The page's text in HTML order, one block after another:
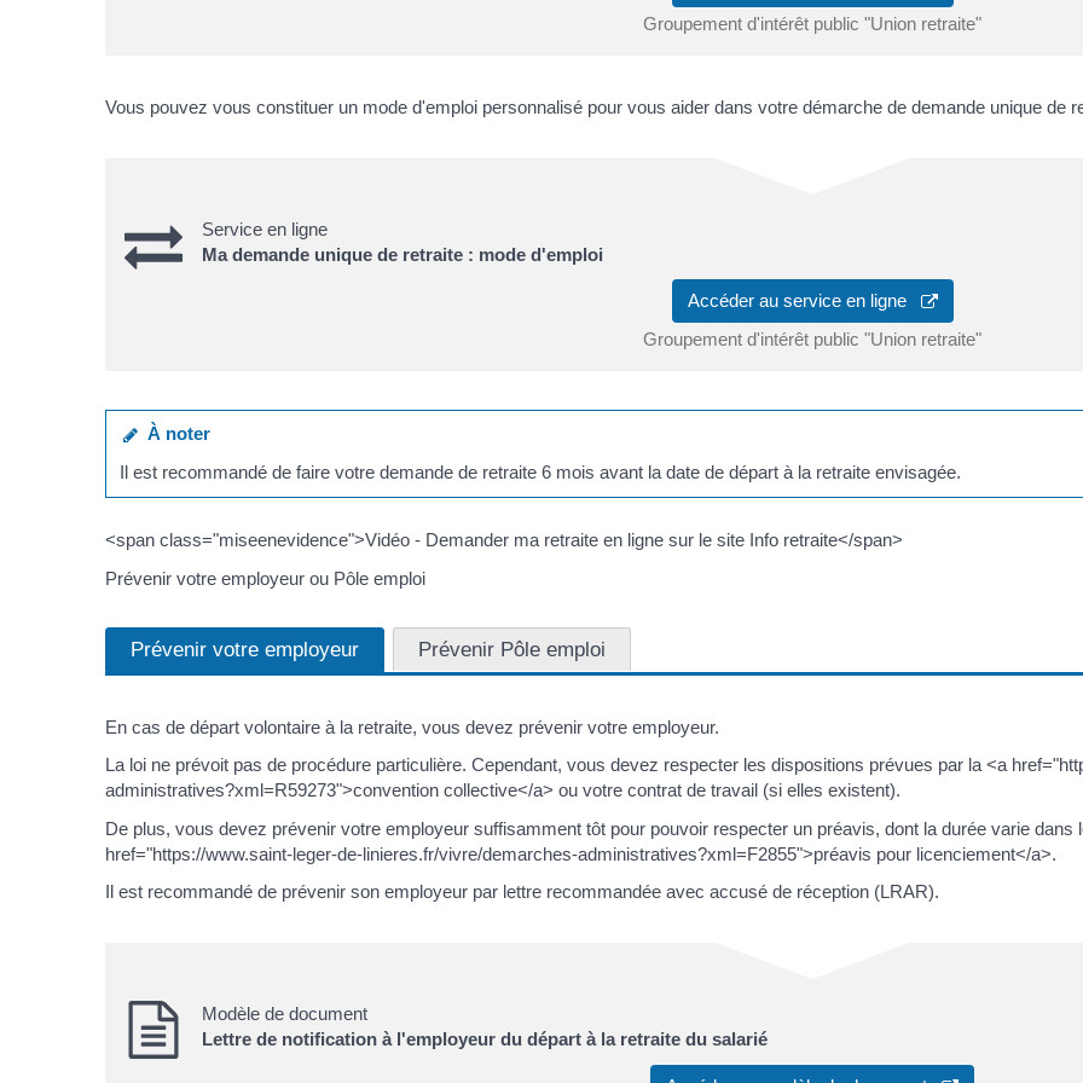
Groupement d'intérêt public "Union retraite"
Vous pouvez vous constituer un mode d'emploi personnalisé pour vous aider dans votre démarche de demande unique de
Service en ligne
Ma demande unique de retraite : mode d'emploi
Accéder au service en ligne
Groupement d'intérêt public "Union retraite"
À noter
Il est recommandé de faire votre demande de retraite 6 mois avant la date de départ à la retraite envisagée.
<span class="miseenevidence">Vidéo - Demander ma retraite en ligne sur le site Info retraite</span>
Prévenir votre employeur ou Pôle emploi
Prévenir votre employeur Prévenir Pôle emploi
En cas de départ volontaire à la retraite, vous devez prévenir votre employeur.
La loi ne prévoit pas de procédure particulière. Cependant, vous devez respecter les dispositions prévues par la <a
administratives?xml=R59273">convention collective</a> ou votre contrat de travail (si elles existent).
De plus, vous devez prévenir votre employeur suffisamment tôt pour pouvoir respecter un préavis, dont la durée varie
href="https://www.saint-leger-de-linieres.fr/vivre/demarches-administratives?xml=F2855">préavis pour licenciement</a>.
Il est recommandé de prévenir son employeur par lettre recommandée avec accusé de réception (LRAR).
Modèle de document
Lettre de notification à l'employeur du départ à la retraite du salarié